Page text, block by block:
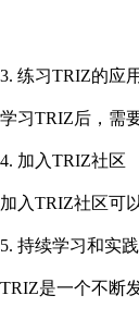
3. 练习TRIZ的应用
学习TRIZ后，需
4. 加入TRIZ社区
加入TRIZ社区可
5. 持续学习和实践
TRIZ是一个不断